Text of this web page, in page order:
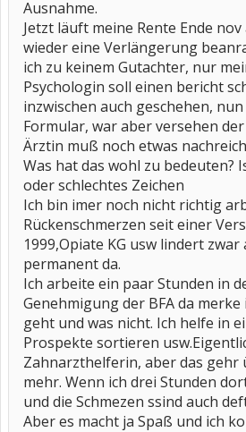
Ausnahme.
Jetzt läuft meine Rente Ende nov
wieder eine Verlängerung
ich zu keinem Gutachter, nur
Psychologin soll einen bericht
inzwischen auch geschehen,
Formular, war aber versehen
Ärztin muß noch etwas
Was hat das wohl zu bedeuten?
oder schlechtes Zeichen
Ich bin imer noch nicht richtig
Rückenschmerzen seit einer
1999,Opiate KG usw lindert zwar
permanent da.
Ich arbeite ein paar Stunden in
Genehmigung der BFA da merke
geht und was nicht. Ich helfe in
Prospekte sortieren
Zahnarzthelferin, aber das
mehr. Wenn ich drei Stunden
und die Schmezen ssind auch
Aber es macht ja Spaß und ich